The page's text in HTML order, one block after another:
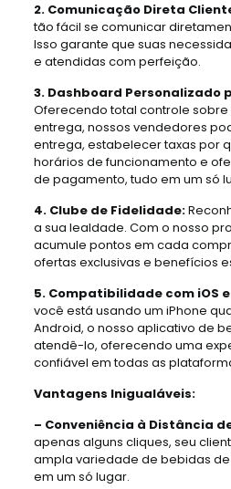
2. Comunicação Direta
tão fácil se comunicar
Isso garante que suas
e atendidas com perfeição.
3. Dashboard Personalizado
Oferecendo total controle
entrega, nossos vendedores
entrega, estabelecer taxas por
horários de funcionamento e
de pagamento, tudo em um só
4. Clube de Fidelidade:
a sua lealdade. Com o nosso
acumule pontos em cada
ofertas exclusivas e benefícios
5. Compatibilidade com iOS
você está usando um iPhone
Android, o nosso aplicativo de
atendê-lo, oferecendo uma
confiável em todas as
Vantagens Inigualáveis:
– Conveniência à Distância
apenas alguns cliques, seu
ampla variedade de bebidas
em um só lugar.